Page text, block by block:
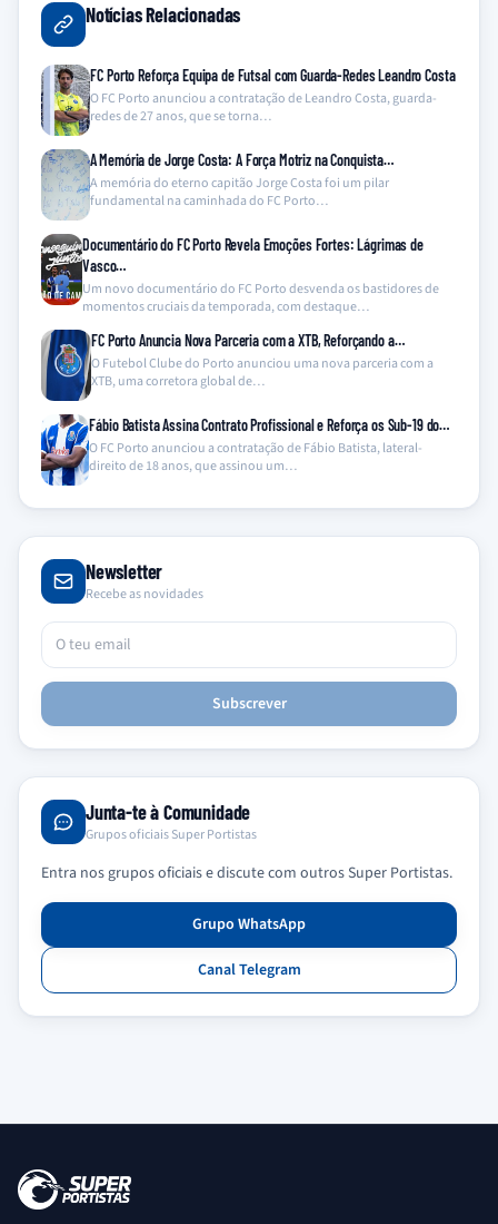
Notícias Relacionadas
FC Porto Reforça Equipa de Futsal com Guarda-Redes Leandro Costa
O FC Porto anunciou a contratação de Leandro Costa, guarda-
redes de 27 anos, que se torna…
A Memória de Jorge Costa: A Força Motriz na Conquista…
A memória do eterno capitão Jorge Costa foi um pilar
fundamental na caminhada do FC Porto…
Documentário do FC Porto Revela Emoções Fortes: Lágrimas de
Vasco…
Um novo documentário do FC Porto desvenda os bastidores de
momentos cruciais da temporada, com destaque…
FC Porto Anuncia Nova Parceria com a XTB, Reforçando a…
O Futebol Clube do Porto anunciou uma nova parceria com a
XTB, uma corretora global de…
Fábio Batista Assina Contrato Profissional e Reforça os Sub-19 do…
O FC Porto anunciou a contratação de Fábio Batista, lateral-
direito de 18 anos, que assinou um…
Newsletter
Recebe as novidades
Subscrever
Junta-te à Comunidade
Grupos oficiais Super Portistas
Entra nos grupos oficiais e discute com outros Super Portistas.
Grupo WhatsApp
Canal Telegram